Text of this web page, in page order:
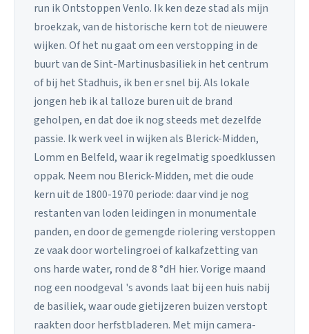
run ik Ontstoppen Venlo. Ik ken deze stad als mijn
broekzak, van de historische kern tot de nieuwere
wijken. Of het nu gaat om een verstopping in de
buurt van de Sint-Martinusbasiliek in het centrum
of bij het Stadhuis, ik ben er snel bij. Als lokale
jongen heb ik al talloze buren uit de brand
geholpen, en dat doe ik nog steeds met dezelfde
passie. Ik werk veel in wijken als Blerick-Midden,
Lomm en Belfeld, waar ik regelmatig spoedklussen
oppak. Neem nou Blerick-Midden, met die oude
kern uit de 1800-1970 periode: daar vind je nog
restanten van loden leidingen in monumentale
panden, en door de gemengde riolering verstoppen
ze vaak door wortelingroei of kalkafzetting van
ons harde water, rond de 8 °dH hier. Vorige maand
nog een noodgeval 's avonds laat bij een huis nabij
de basiliek, waar oude gietijzeren buizen verstopt
raakten door herfstbladeren. Met mijn camera-